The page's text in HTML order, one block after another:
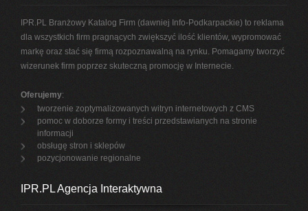
IPR.PL Branżowy Katalog Firm (dawniej Info-Podkarpackie) to reklama
dla wszystkich firm pragnących zwiększyć ilość klientów, wypromować
markę oraz stać się firmą rozpoznawalną na rynku. Pomagamy tworzyć
wizerunek firm poprzez skuteczną promocję w Internecie.
Oferujemy:
tworzenie zoptymalizowanych witryn internetowych z CMS
pomoc w doborze formy i treści przedstawianych na stronie
informacji
obsługę stron i sklepów
pozycjonowanie regionalne
IPR.PL Agencja Interaktywna